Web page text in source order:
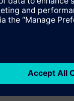
se zdvihem